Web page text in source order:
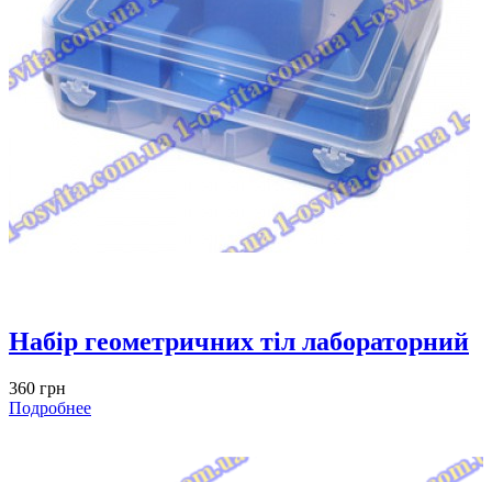
Набір геометричних тіл лабораторний
360 грн
Подробнее